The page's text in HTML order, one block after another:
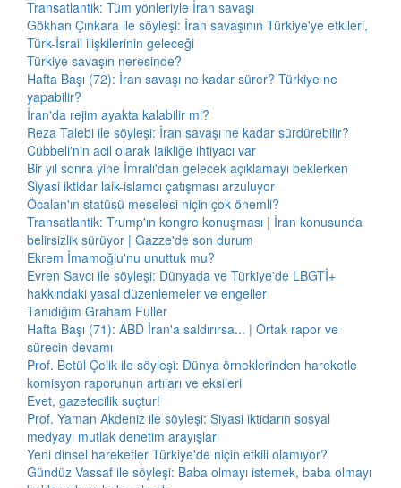
Transatlantik: Tüm yönleriyle İran savaşı
Gökhan Çınkara ile söyleşi: İran savaşının Türkiye'ye etkileri,
Türk-İsrail ilişkilerinin geleceği
Türkiye savaşın neresinde?
Hafta Başı (72): İran savaşı ne kadar sürer? Türkiye ne
yapabilir?
İran'da rejim ayakta kalabilir mi?
Reza Talebi ile söyleşi: İran savaşı ne kadar sürdürebilir?
Cübbeli'nin acil olarak laikliğe ihtiyacı var
Bir yıl sonra yine İmralı'dan gelecek açıklamayı beklerken
Siyasi iktidar laik-islamcı çatışması arzuluyor
Öcalan'ın statüsü meselesi niçin çok önemli?
Transatlantik: Trump'ın kongre konuşması | İran konusunda
belirsizlik sürüyor | Gazze'de son durum
Ekrem İmamoğlu'nu unuttuk mu?
Evren Savcı ile söyleşi: Dünyada ve Türkiye'de LBGTİ+
hakkındaki yasal düzenlemeler ve engeller
Tanıdığım Graham Fuller
Hafta Başı (71): ABD İran'a saldırırsa... | Ortak rapor ve
sürecin devamı
Prof. Betül Çelik ile söyleşi: Dünya örneklerinden hareketle
komisyon raporunun artıları ve eksileri
Evet, gazetecilik suçtur!
Prof. Yaman Akdeniz ile söyleşi: Siyasi iktidarın sosyal
medyayı mutlak denetim arayışları
Yeni dinsel hareketler Türkiye'de niçin etkili olamıyor?
Gündüz Vassaf ile söyleşi: Baba olmayı istemek, baba olmayı